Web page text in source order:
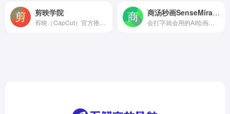
剪映学院 商汤秒画SenseMirage